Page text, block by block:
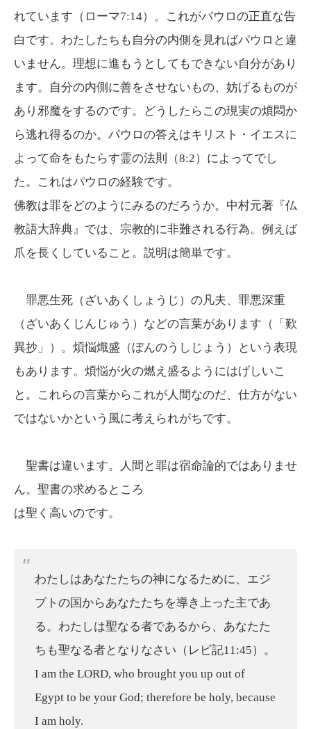
れています（ローマ7:14）。これがパウロの正直な告
白です。わたしたちも自分の内側を見ればパウロと違
いません。理想に進もうとしてもできない自分があり
ます。自分の内側に善をさせないもの、妨げるものが
あり邪魔をするのです。どうしたらこの現実の煩悶か
ら逃れ得るのか。パウロの答えはキリスト・イエスに
よって命をもたらす霊の法則（8:2）によってでし
た。これはパウロの経験です。
佛教は罪をどのようにみるのだろうか。中村元著『仏
教語大辞典』では、宗教的に非難される行為。例えば
爪を長くしていること。説明は簡単です。
罪悪生死（ざいあくしょうじ）の凡夫、罪悪深重
（ざいあくじんじゅう）などの言葉があります（「歎
異抄」）。煩悩熾盛（ぼんのうしじょう）という表現
もあります。煩悩が火の燃え盛るようにはげしいこ
と。これらの言葉からこれが人間なのだ、仕方がない
ではないかという風に考えられがちです。
聖書は違います。人間と罪は宿命論的ではありませ
ん。聖書の求めるところ
は聖く高いのです。
わたしはあなたたちの神になるために、エジ
プトの国からあなたたちを導き上った主であ
る。 わたしは聖なる者であるから、あなたた
ちも聖なる者となりなさい （レビ記11:45）。
I am the LORD, who brought you up out of
Egypt to be your God; therefore be holy, because
I am holy.